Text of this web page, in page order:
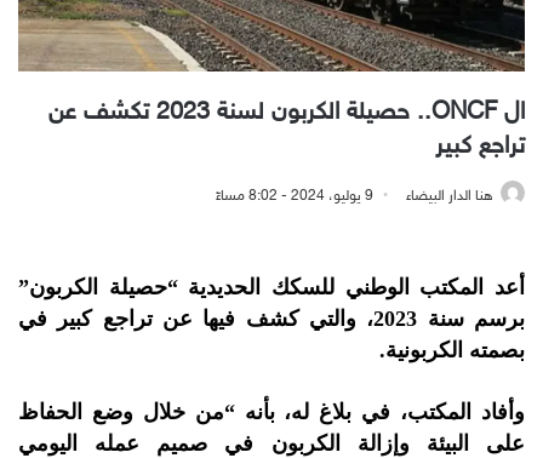
ال ONCF.. حصيلة الكربون لسنة 2023 تكشف عن
تراجع كبير
هنا الدار البيضاء 9 يوليو، 2024 - 8:02 مساءً
أعد المكتب الوطني للسكك الحديدية “حصيلة الكربون”
برسم سنة 2023، والتي كشف فيها عن تراجع كبير في
بصمته الكربونية.
وأفاد المكتب، في بلاغ له، بأنه “من خلال وضع الحفاظ
على البيئة وإزالة الكربون في صميم عمله اليومي